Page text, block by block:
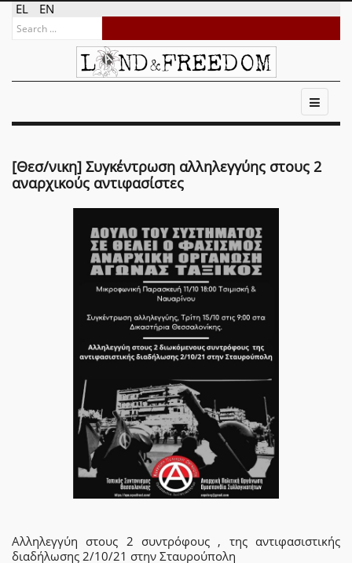
EL EN
[Θεσ/νικη] Συγκέντρωση αλληλεγγύης στους 2
αναρχικούς αντιφασίστες
Αλληλεγγύη στους 2 συντρόφους , της αντιφασιστικής
διαδήλωσης 2/10/21 στην Σταυρούπολη